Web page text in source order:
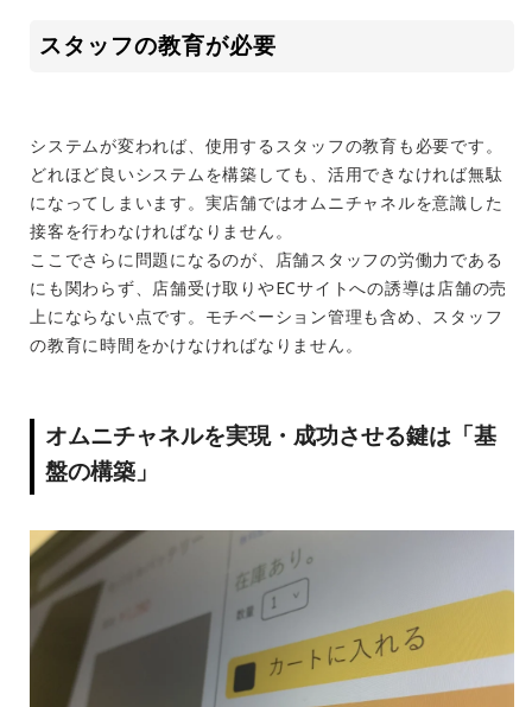
スタッフの教育が必要
システムが変われば、使用するスタッフの教育も必要です。
どれほど良いシステムを構築しても、活用できなければ無駄
になってしまいます。実店舗ではオムニチャネルを意識した
接客を行わなければなりません。
ここでさらに問題になるのが、店舗スタッフの労働力である
にも関わらず、店舗受け取りやECサイトへの誘導は店舗の売
上にならない点です。モチベーション管理も含め、スタッフ
の教育に時間をかけなければなりません。
オムニチャネルを実現・成功させる鍵は「基
盤の構築」